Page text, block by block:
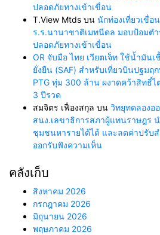
ปลอดภัยทางเข้าเขื่อน
T.View Mtds บน นักท่องเที่ยวเขื่อ
ร.ร.นานาชาติเมทนีดล มอบป้อมตำ
ปลอดภัยทางเข้าเขื่อน
OR จับมือ ไทย เวียตเจ็ท ใช้น้ำมัน
ยั่งยืน (SAF) สำหรับเที่ยวบินปฐมฤ
PTG ทุ่ม 300 ล้าน ผงาดคว้าสิทธิ์ไ
3 ปีรวด
สมจิตร เฟื่องสกุล บน วิทยุทดลองอ
สนง.เลขาธิการสภาผู้แทนราษฎร
ชุมชนหารายได้ได้ และลดค่าปรับ
ออกรับฟังความเห็น
คลังเก็บ
สิงหาคม 2026
กรกฎาคม 2026
มิถุนายน 2026
พฤษภาคม 2026